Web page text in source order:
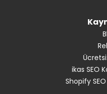
ikas SEO
Shopify